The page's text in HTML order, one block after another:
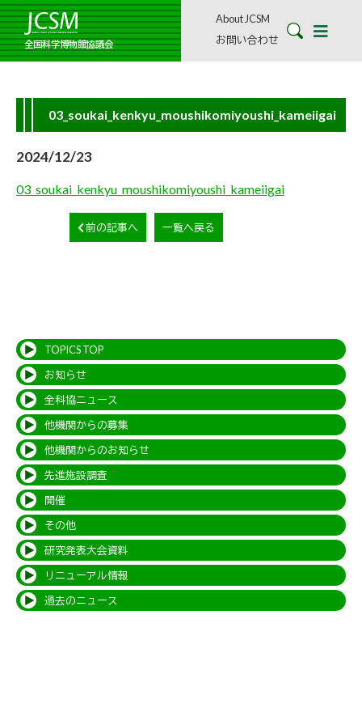
全国科学博物館協議会
About JCSM
お問い合わせ
03_soukai_kenkyu_moushikomiyoushi_kameiigai
2024/12/23
03_soukai_kenkyu_moushikomiyoushi_kameiigai
前の記事へ 一覧へ戻る
TOPICS TOP
お知らせ
全科協ニュース
他機関からの募集
他機関からのお知らせ
先進施設調査
開催
その他
研究発表大会資料
リニューアル情報
過去のニュース